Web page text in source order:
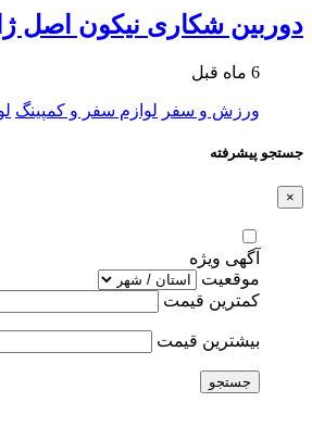
دوربین شکاری نیکون اصل
6 ماه قبل
ورزش و سفر لوازم سفر و کمپینگ
جستجو پیشرفته
×
آگهی ویژه
موقعیت
کمترین قیمت
بیشترین قیمت
جستجو